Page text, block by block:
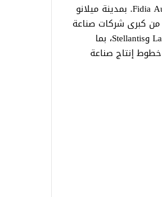
وفي عام 2019 أنشأت شركة Fidia Automotive Engineering Systems Co., Ltd. بمدينة ميلانو
من كبرى شركات صناعة
السيارات العالمية، من بينها Volkswagen وBMW وFerrari وLamborghini وStellantis، بما
إنتاج صناعة